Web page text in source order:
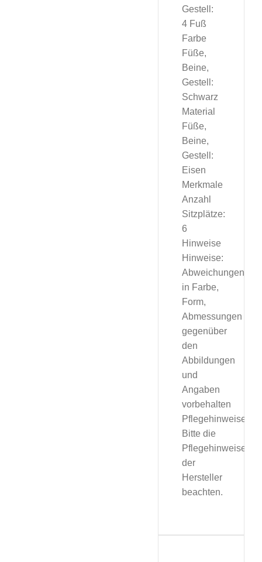
Gestell:
4 Fuß
Farbe
Füße,
Beine,
Gestell:
Schwarz
Material
Füße,
Beine,
Gestell:
Eisen
Merkmale
Anzahl
Sitzplätze:
6
Hinweise
Hinweise:
Abweichungen
in Farbe,
Form,
Abmessungen
gegenüber
den
Abbildungen
und
Angaben
vorbehalten
Pflegehinweise:
Bitte die
Pflegehinweise
der
Hersteller
beachten.